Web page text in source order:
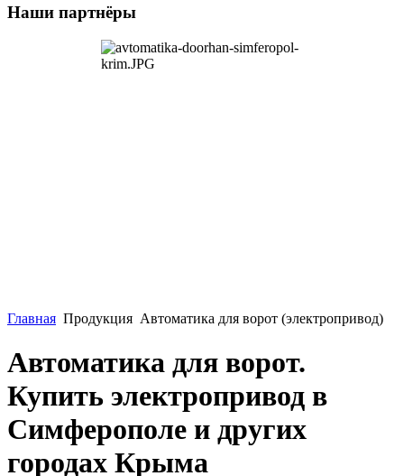
Наши партнёры
Главная Продукция Автоматика для ворот (электропривод)
Автоматика для ворот.
Купить электропривод в
Симферополе и других
городах Крыма